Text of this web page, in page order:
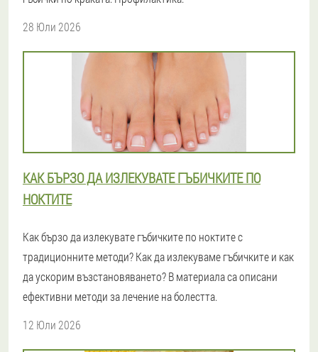
28 Юли 2026
КАК БЪРЗО ДА ИЗЛЕКУВАТЕ ГЪБИЧКИТЕ ПО
НОКТИТЕ
Как бързо да излекувате гъбичките по ноктите с
традиционните методи? Как да излекуваме гъбичките и как
да ускорим възстановяването? В материала са описани
ефективни методи за лечение на болестта.
12 Юли 2026